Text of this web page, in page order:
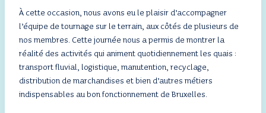
À cette occasion, nous avons eu le plaisir d’accompagner
l’équipe de tournage sur le terrain, aux côtés de plusieurs de
nos membres. Cette journée nous a permis de montrer la
réalité des activités qui animent quotidiennement les quais :
transport fluvial, logistique, manutention, recyclage,
distribution de marchandises et bien d’autres métiers
indispensables au bon fonctionnement de Bruxelles.